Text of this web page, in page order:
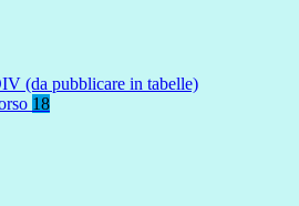
(da pubblicare in tabelle)
18